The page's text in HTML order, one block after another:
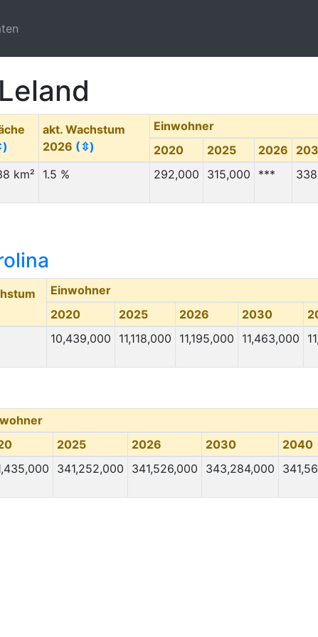
akt. Wachstum
2026 (⇳)
Einwohner
2020
2025 2026
km² 1.5 % 292,000 315,000 ***
Einwohner
2020
2025 2026 2030
10,439,000 11,118,000 11,195,000 11,463,000
2025 2026 2030 2040
341,252,000 341,526,000 343,284,000